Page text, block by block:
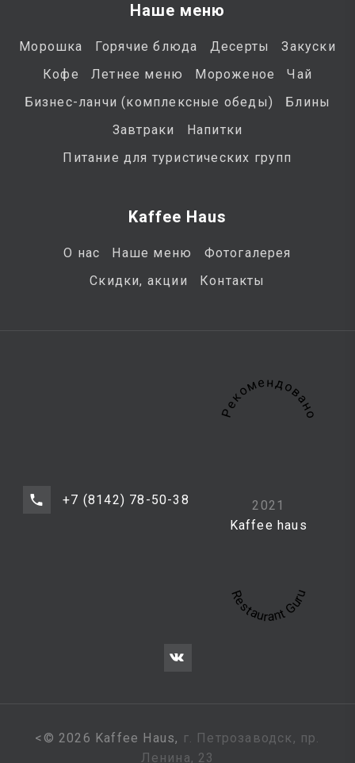
Наше меню
Морошка Горячие блюда Десерты
Закуски
Кофе
Летнее меню Мороженое
Чай
Бизнес-ланчи (комплексные обеды)
Блины
Завтраки
Напитки
Питание для туристических групп
Kaffee Haus
О нас Наше меню
Фотогалерея
Скидки, акции
Контакты
+7 (8142) 78-50-38
Рекомендовано
2021
Kaffee haus
Restaurant Guru
< © 2026 Kaffee Haus, г. Петрозаводск, пр.
Ленина, 23